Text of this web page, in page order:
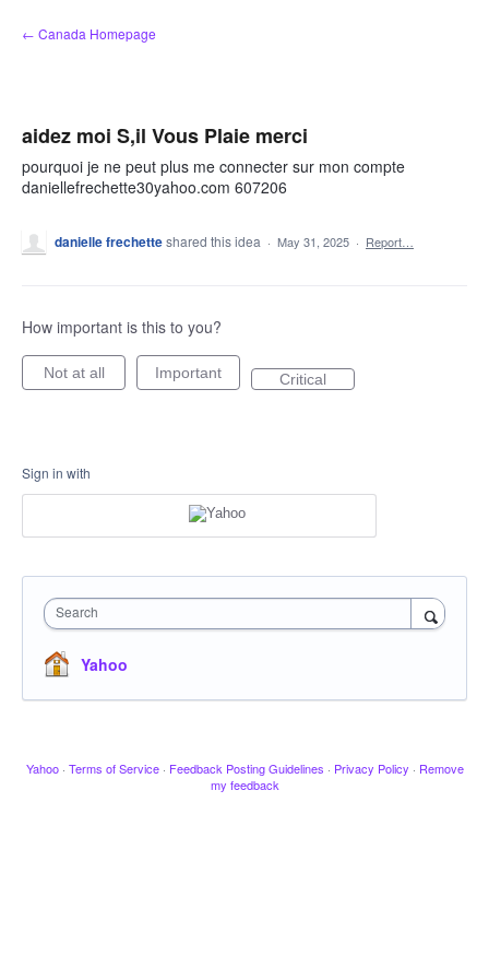
Skip
to
← Canada Homepage
aidez moi S,il Vous Plaie merci
pourquoi je ne peut plus me connecter sur mon compte
daniellefrechette30yahoo.com 607206
danielle frechetteshared this idea · May 31, 2025 · Report…
How important is this to you?
Not at all Important Critical
Sign in with
Search
Yahoo
Yahoo · Terms of Service · Feedback Posting Guidelines · Privacy Policy · Remove
my feedback